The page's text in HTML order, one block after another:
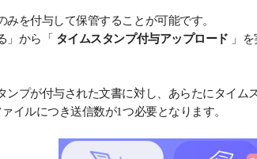
を付与して保管することが可能です。
」から「 タイムスタンプ付与アップロード 」
プが付与された文書に対し、あらたにタイム
イルにつき送信数が1つ必要となります。